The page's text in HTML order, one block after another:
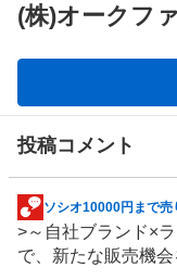
(株)オークフ
板
投稿コメント
掲
示
板
ソシオ10000円まで売
>～自社ブランド×
で、新たな販売機会